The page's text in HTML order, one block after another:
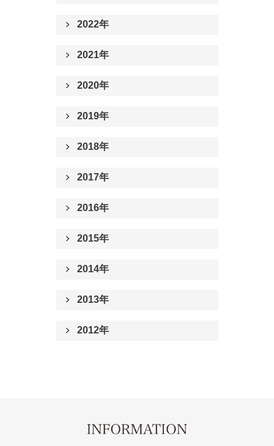
2022年
2021年
2020年
2019年
2018年
2017年
2016年
2015年
2014年
2013年
2012年